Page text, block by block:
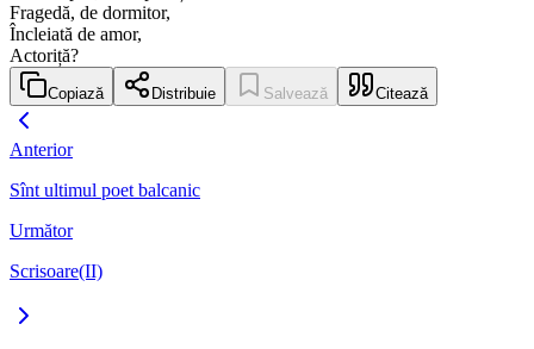
Fragedă, de dormitor,
Încleiată de amor,
Actoriță?
Copiază Distribuie Salvează Citează
Anterior
Sînt ultimul poet balcanic
Următor
Scrisoare(II)